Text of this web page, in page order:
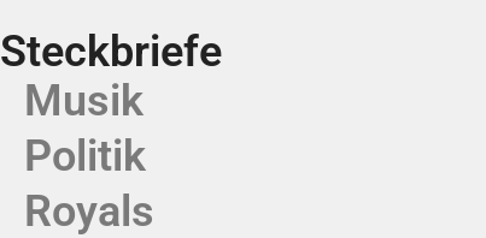
Steckbriefe
Musik
Politik
Royals